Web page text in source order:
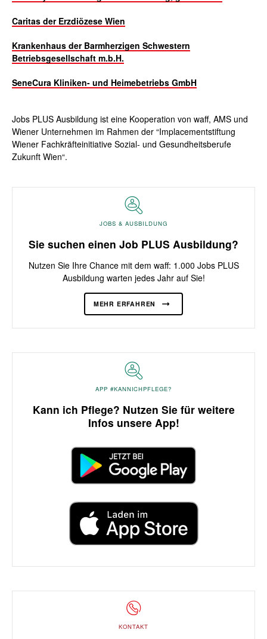
Caritas der Erzdiözese Wien
Krankenhaus der Barmherzigen Schwestern
Betriebsgesellschaft m.b.H.
SeneCura Kliniken- und Heimebetriebs GmbH
Jobs PLUS Ausbildung ist eine Kooperation von waff, AMS und
Wiener Unternehmen im Rahmen der “Implacementstiftung
Wiener Fachkräfteinitiative Sozial- und Gesundheitsberufe
Zukunft Wien“.
JOBS & AUSBILDUNG
Sie suchen einen Job PLUS Ausbildung?
Nutzen Sie Ihre Chance mit dem waff: 1.000 Jobs PLUS
Ausbildung warten jedes Jahr auf Sie!
MEHR ERFAHREN
APP #KANNICHPFLEGE?
Kann ich Pflege? Nutzen Sie für weitere
Infos unsere App!
KONTAKT